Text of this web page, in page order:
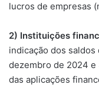
lucros de empresas
2) Instituições
indicação dos
dezembro de 2024 e
das aplicações